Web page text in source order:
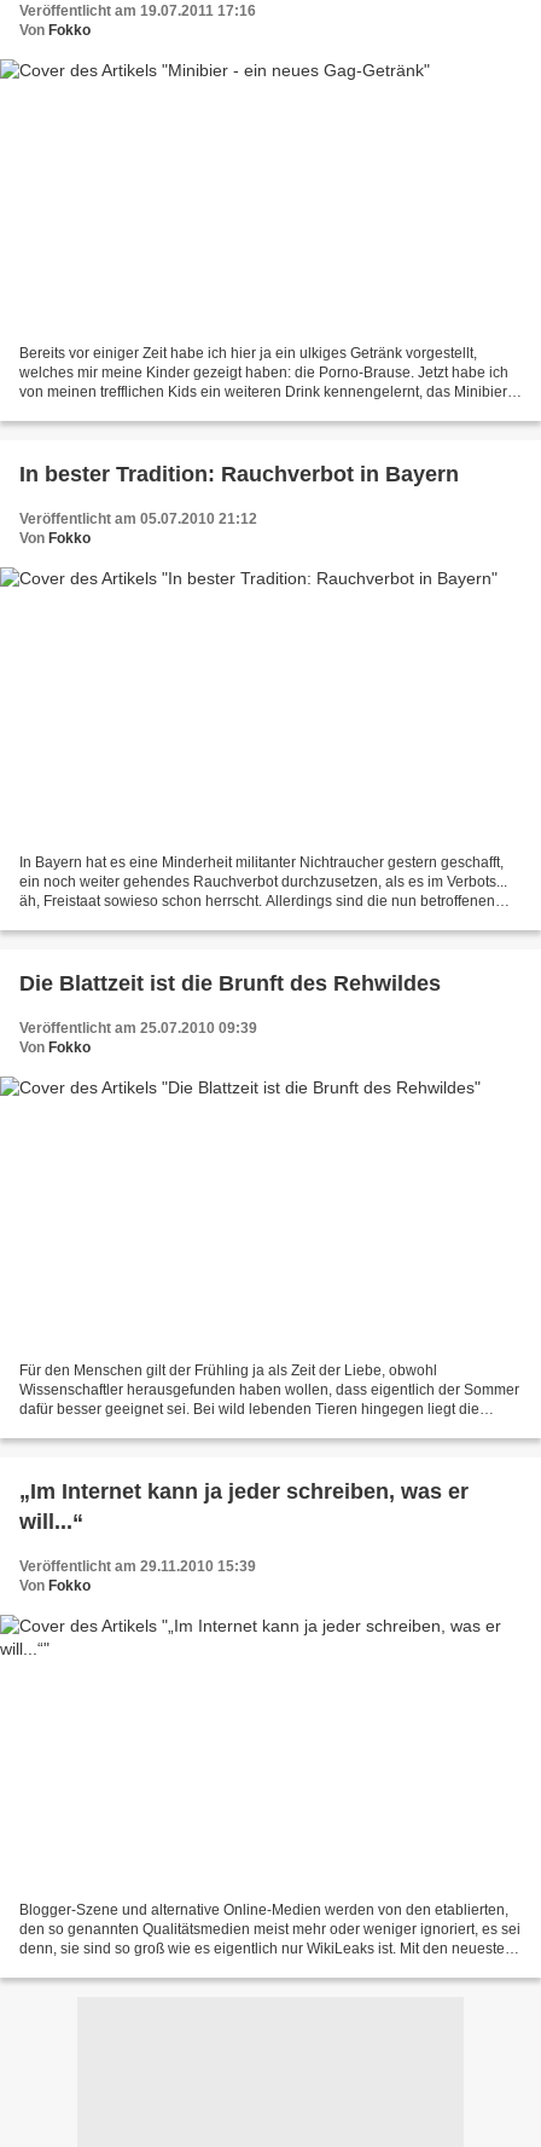
Veröffentlicht am 19.07.2011 17:16
Von Fokko
Bereits vor einiger Zeit habe ich hier ja ein ulkiges Getränk vorgestellt,
welches mir meine Kinder gezeigt haben: die Porno-Brause. Jetzt habe ich
von meinen trefflichen Kids ein weiteren Drink kennengelernt, das Minibier.
In bester Tradition: Rauchverbot in Bayern
Veröffentlicht am 05.07.2010 21:12
Von Fokko
In Bayern hat es eine Minderheit militanter Nichtraucher gestern geschafft,
ein noch weiter gehendes Rauchverbot durchzusetzen, als es im Verbots...
äh, Freistaat sowieso schon herrscht. Allerdings sind die nun betroffenen
Die Blattzeit ist die Brunft des Rehwildes
Veröffentlicht am 25.07.2010 09:39
Von Fokko
Für den Menschen gilt der Frühling ja als Zeit der Liebe, obwohl
Wissenschaftler herausgefunden haben wollen, dass eigentlich der Sommer
dafür besser geeignet sei. Bei wild lebenden Tieren hingegen liegt die
„Im Internet kann ja jeder schreiben, was er
will...“
Veröffentlicht am 29.11.2010 15:39
Von Fokko
Blogger-Szene und alternative Online-Medien werden von den etablierten,
den so genannten Qualitätsmedien meist mehr oder weniger ignoriert, es sei
denn, sie sind so groß wie es eigentlich nur WikiLeaks ist. Mit den neuesten